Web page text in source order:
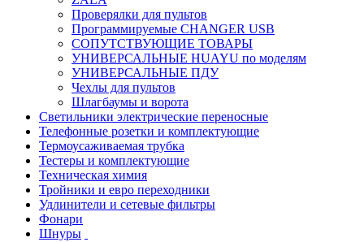
Проверялки для пультов
Программируемые CHANGER USB
СОПУТСТВУЮЩИЕ ТОВАРЫ
УНИВЕРСАЛЬНЫЕ HUAYU по моделям
УНИВЕРСАЛЬНЫЕ ПДУ
Чехлы для пультов
Шлагбаумы и ворота
Светильники электрические переносные
Телефонные розетки и комплектующие
Термоусаживаемая трубка
Тестеры и комплектующие
Техническая химия
Тройники и евро переходники
Удлинители и сетевые фильтры
Фонари
Шнуры